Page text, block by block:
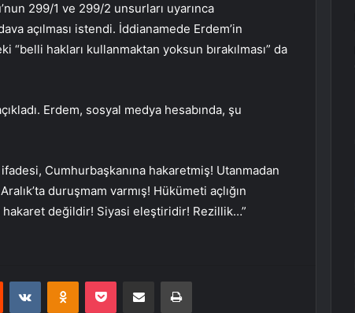
299/1 ve 299/2 unsurları uyarınca
açılması istendi. İddianamede Erdem’in
hakları kullanmaktan yoksun bırakılması” da
Erdem, sosyal medya hesabında, şu
Cumhurbaşkanına hakaretmiş! Utanmadan
duruşmam varmış! Hükümeti açlığın
hakaret değildir! Siyasi eleştiridir! Rezillik…”
Reddit VKontakteOdnoklassniki
Pocket E-Posta ile paylaş Yazdır